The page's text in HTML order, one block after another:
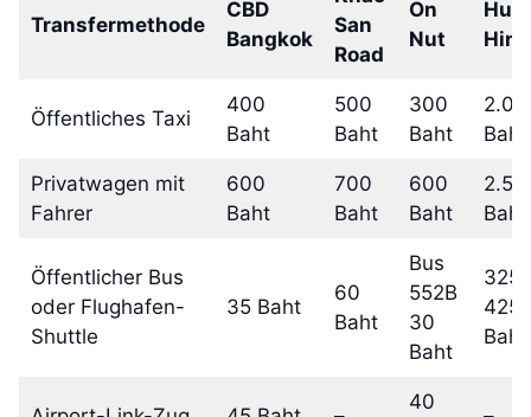
Transfermethode
CBD
Bangkok
San
Road
On
Nut
Hua
Hin
Öffentliches Taxi
400
Baht
500
Baht
300
Baht
Baht
Privatwagen mit
Fahrer
600
Baht
700
Baht
600
Baht
Baht
Öffentlicher Bus
oder Flughafen-
Shuttle
35 Baht
60
Baht
Bus
552B
30
Baht
325-
425
Baht
40